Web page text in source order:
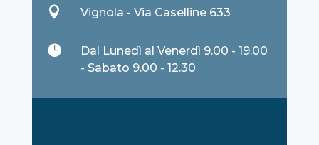
 Vignola - Via Caselline 633

Dal Lunedì al Venerdì 9.00 - 19.00
- Sabato 9.00 - 12.30